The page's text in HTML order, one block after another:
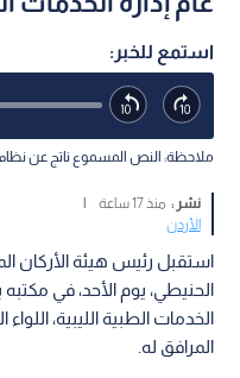
استمع للخبر:
ملاحظة: النص المسموع ناتج عن
نشر : منذ 17 ساعة
|
الأردن
استقبل رئيس هيئة الأركان
الحنيطي، يوم الأحد، في مكتبه
الخدمات الطبية الليبية،
المرافق له.